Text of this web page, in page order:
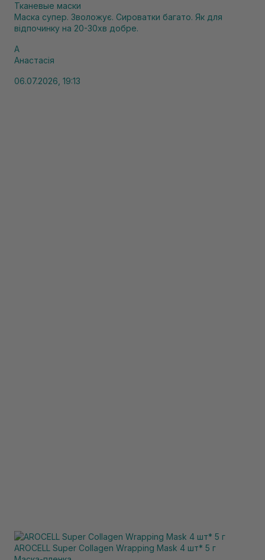
Тканевые маски
Маска супер. Зволожує. Сироватки багато. Як для
відпочинку на 20-30хв добре.
А
Анастасія
06.07.2026, 19:13
AROCELL Super Collagen Wrapping Mask 4 шт* 5 г